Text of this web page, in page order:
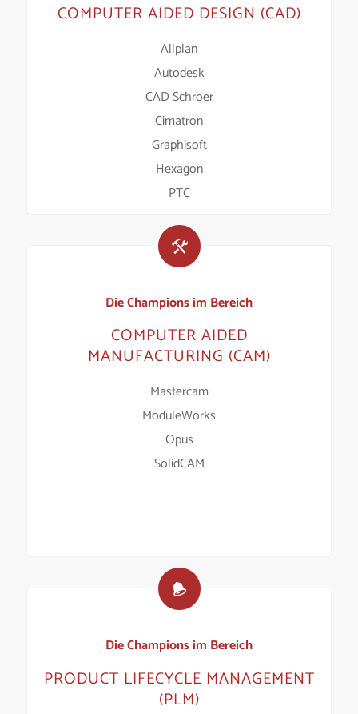
COMPUTER AIDED DESIGN (CAD)
Allplan
Autodesk
CAD Schroer
Cimatron
Graphisoft
Hexagon
PTC
Die Champions im Bereich
COMPUTER AIDED
MANUFACTURING (CAM)
Mastercam
ModuleWorks
Opus
SolidCAM
Die Champions im Bereich
PRODUCT LIFECYCLE MANAGEMENT
(PLM)